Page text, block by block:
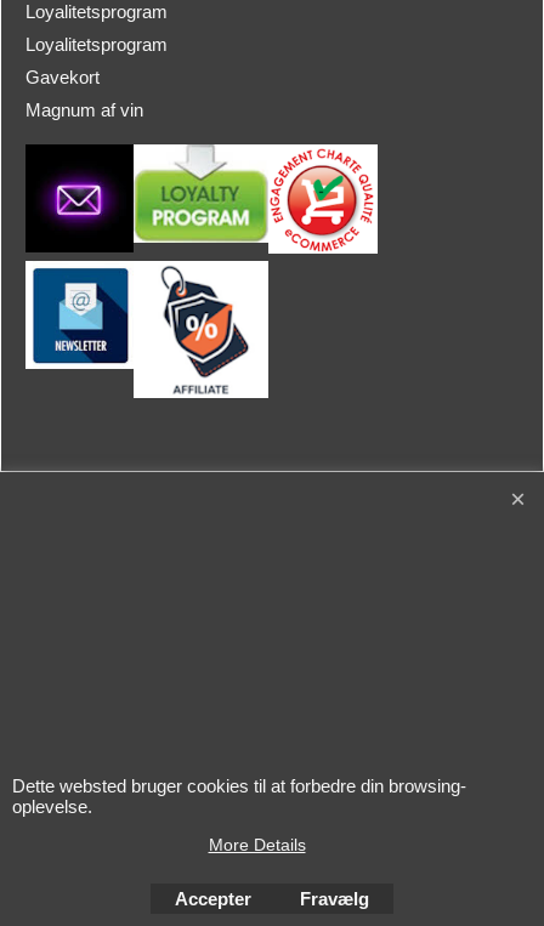
Loyalitetsprogram
Loyalitetsprogram
Gavekort
Magnum af vin
Dette websted bruger cookies til at forbedre din browsing-
oplevelse.
More Details
Accepter Fravælg